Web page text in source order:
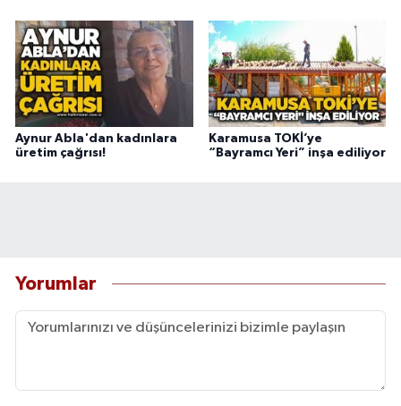
Aynur Abla'dan kadınlara
üretim çağrısı!
Karamusa TOKİ’ye
“Bayramcı Yeri” inşa ediliyor
Yorumlar